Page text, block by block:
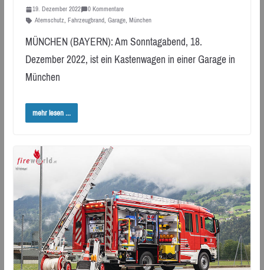
19. Dezember 2022
0 Kommentare
Atemschutz, Fahrzeugbrand, Garage, München
MÜNCHEN (BAYERN): Am Sonntagabend, 18.
Dezember 2022, ist ein Kastenwagen in einer Garage in
München
mehr lesen ...